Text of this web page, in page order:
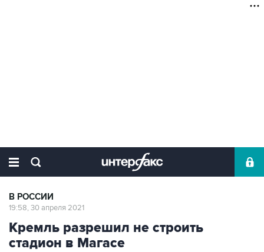
В РОССИИ
19:58, 30 апреля 2021
Кремль разрешил не строить
стадион в Магасе